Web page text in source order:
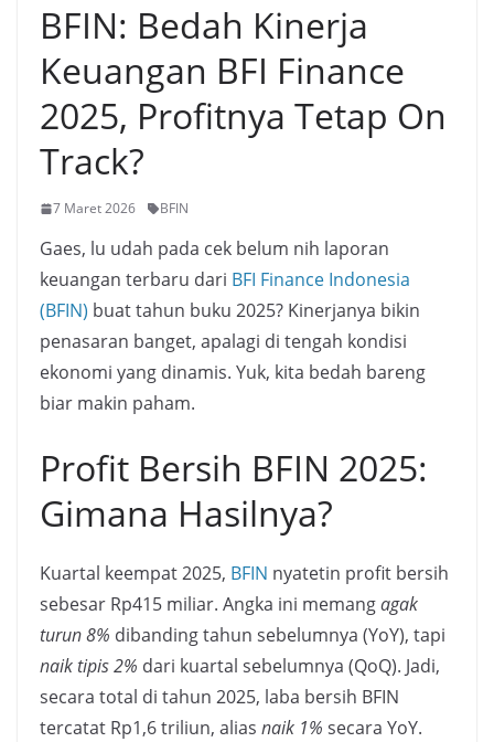
BFIN: Bedah Kinerja
Keuangan BFI Finance
2025, Profitnya Tetap On
Track?
7 Maret 2026 BFIN
Gaes, lu udah pada cek belum nih laporan
keuangan terbaru dari BFI Finance Indonesia
(BFIN) buat tahun buku 2025? Kinerjanya bikin
penasaran banget, apalagi di tengah kondisi
ekonomi yang dinamis. Yuk, kita bedah bareng
biar makin paham.
Profit Bersih BFIN 2025:
Gimana Hasilnya?
Kuartal keempat 2025, BFIN nyatetin profit bersih
sebesar Rp415 miliar. Angka ini memangagak
turun 8% dibanding tahun sebelumnya (YoY), tapi
naik tipis 2% dari kuartal sebelumnya (QoQ). Jadi,
secara total di tahun 2025, laba bersih BFIN
tercatat Rp1,6 triliun, alias naik 1% secara YoY.